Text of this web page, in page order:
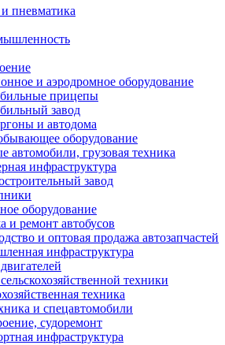
пневматика
и аэродромное оборудование
прицепы
завод
и автодома
оборудование
автомобили, грузовая техника
инфраструктура
завод
оборудование
и ремонт автобусов
и оптовая продажа автозапчастей
инфраструктура
техники
техника
и спецавтомобили
судоремонт
инфраструктура